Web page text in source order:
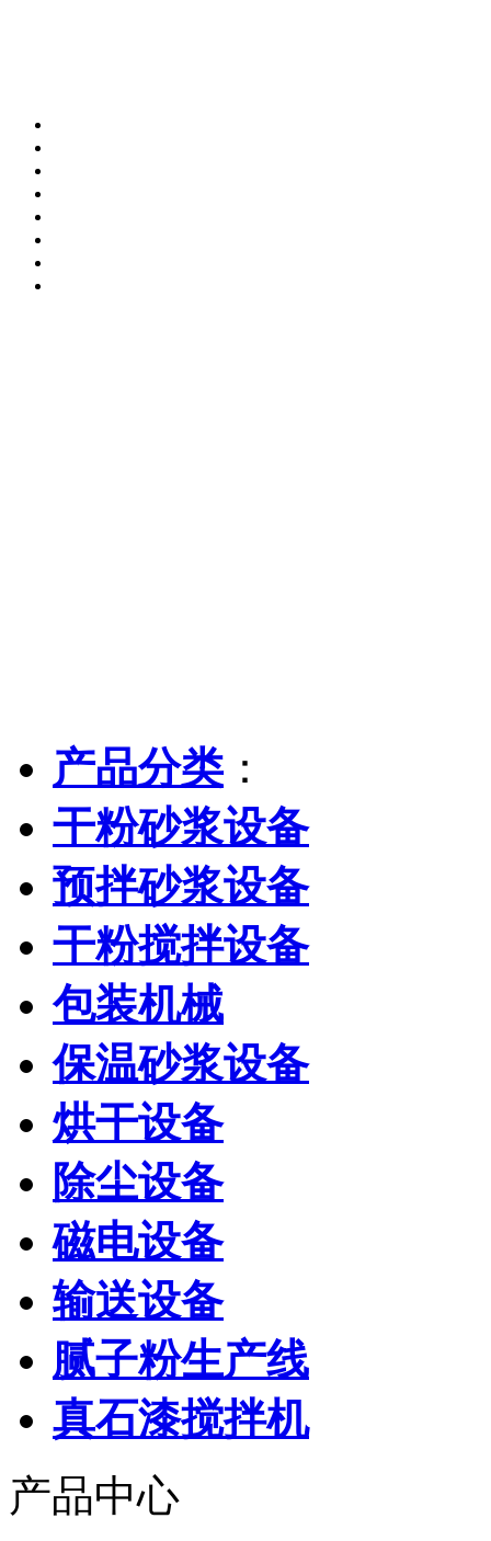
产品分类：
干粉砂浆设备
预拌砂浆设备
干粉搅拌设备
包装机械
保温砂浆设备
烘干设备
除尘设备
磁电设备
输送设备
腻子粉生产线
真石漆搅拌机
产品中心